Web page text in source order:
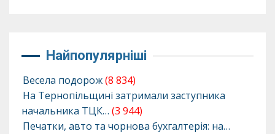
Найпопулярніші
Весела подорож(8 834)
На Тернопільщині затримали заступника
начальника ТЦК… (3 944)
Печатки, авто та чорнова бухгалтерія: на…